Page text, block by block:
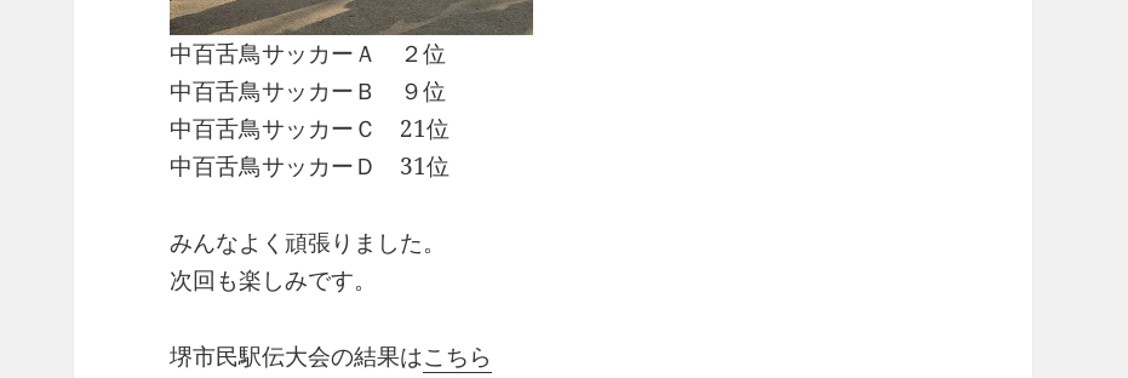
中百舌鳥サッカーＡ ２位
中百舌鳥サッカーＢ ９位
中百舌鳥サッカーＣ 21位
中百舌鳥サッカーＤ 31位
みんなよく頑張りました。
次回も楽しみです。
堺市民駅伝大会の結果はこちら